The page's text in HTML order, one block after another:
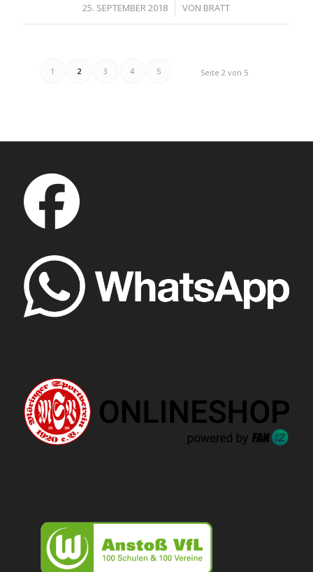
25. SEPTEMBER 2018
/ VON BRATT
Seite 2 von 5
1 2 3 4 5